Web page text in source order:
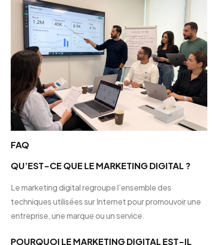
FAQ
QU’EST-CE QUE LE MARKETING DIGITAL ?
Le marketing digital regroupe l’ensemble des
techniques utilisées sur Internet pour promouvoir une
entreprise, une marque ou un service.
POURQUOI LE MARKETING DIGITAL EST-IL